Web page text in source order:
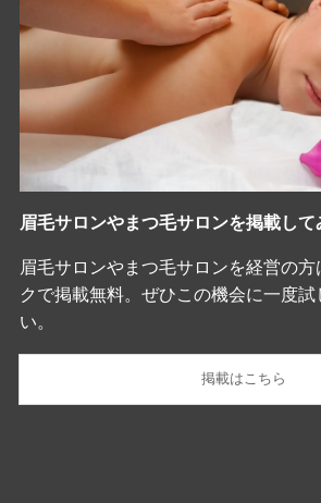
眉毛サロンやまつ毛サロンを掲載して
眉毛サロンやまつ毛サロンを経営の
クで掲載無料。ぜひこの機会に一度試
い。
掲載はこちら